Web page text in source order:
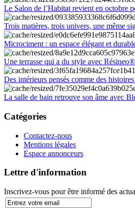
Le Salon de l’Habitat revient en octobre
Trois matières, trois univers, une même
Microciment : un espace élégant et
Une terrasse qui a du style avec
Des intérieurs pensés comme des
La salle de bain retrouve son âme avec
Catégories
Contactez-nous
Mentions légales
Espace annonceurs
Lettre d'information
Inscrivez-vous pour être informé des